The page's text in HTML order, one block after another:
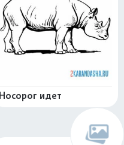
Носорог идет